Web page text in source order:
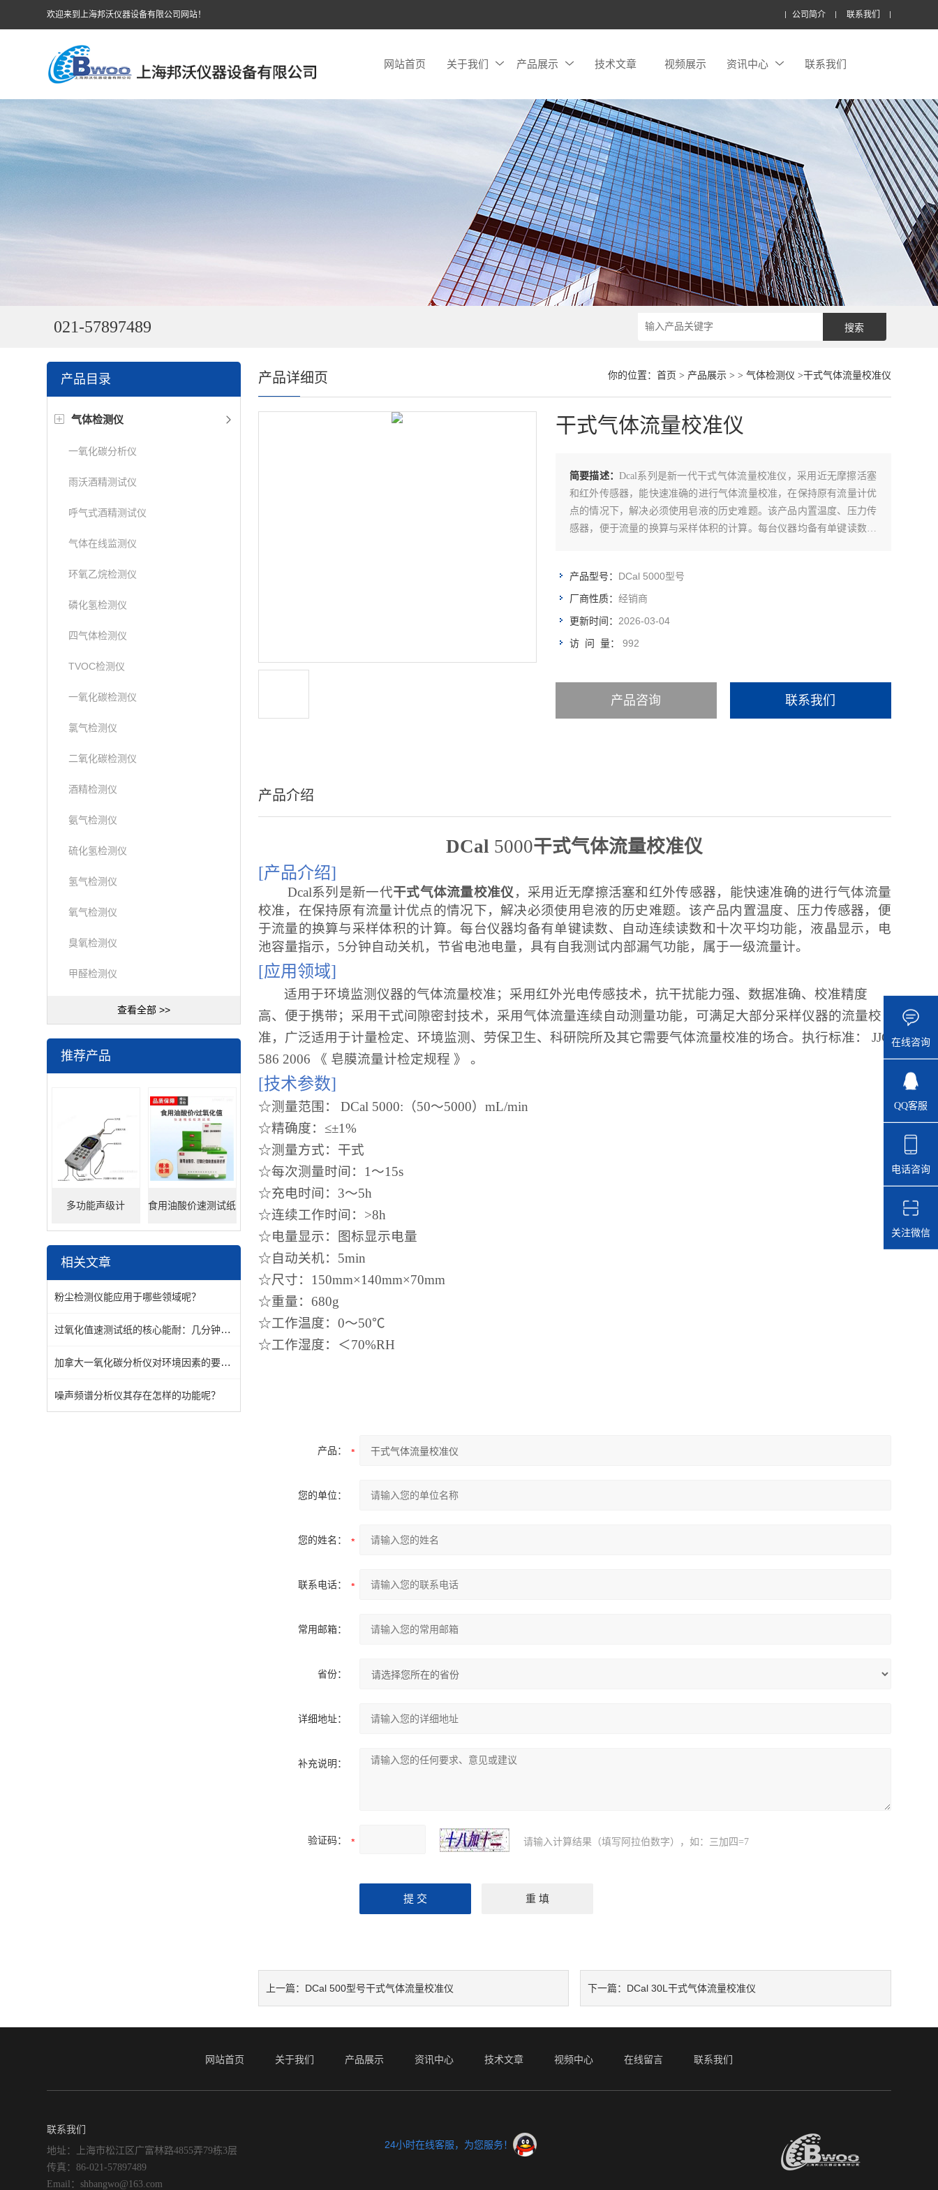
欢迎来到上海邦沃仪器设备有限公司网站！ 公司简介 联系我们
网站首页 关于我们 产品展示 技术文章 视频展示 资讯中心 联系我们
021-57897489
产品目录
气体检测仪
一氧化碳分析仪
雨沃酒精测试仪
呼气式酒精测试仪
气体在线监测仪
环氧乙烷检测仪
磷化氢检测仪
四气体检测仪
TVOC检测仪
一氧化碳检测仪
氯气检测仪
二氧化碳检测仪
酒精检测仪
氨气检测仪
硫化氢检测仪
氢气检测仪
氧气检测仪
臭氧检测仪
甲醛检测仪
查看全部 >>
推荐产品
多功能声级计 食用油酸价速测试纸
相关文章
粉尘检测仪能应用于哪些领域呢？
过氧化值速测试纸的核心能耐：几分钟，把超标风险“揪”出来！
加拿大一氧化碳分析仪对环境因素的要求有那几个方面？
噪声频谱分析仪其存在怎样的功能呢？
你的位置： 首页 > 产品展示> > 气体检测仪 >干式气体流量校准仪
产品详细页
干式气体流量校准仪
简要描述： Dcal系列是新一代干式气体流量校准仪，采用近无摩擦活塞
和红外传感器，能快速准确的进行气体流量校准，在保持原有流量计优
点的情况下，解决必须使用皂液的历史难题。该产品内置温度、压力传
感器，便于流量的换算与采样体积的计算。每台仪器均备有单键读数、
产品型号： DCal 5000型号
厂商性质： 经销商
更新时间： 2026-03-04
访 问 量： 992
产品咨询 联系我们
产品介绍
DCal 5000干式气体流量校准仪
[产品介绍]
Dcal系列是新一代干式气体流量校准仪 ，采用近无摩擦活塞和红外传感器，能快速准确的进行气体流量
校准，在保持原有流量计优点的情况下，解决必须使用皂液的历史难题。该产品内置温度、压力传感器，便
于流量的换算与采样体积的计算。每台仪器均备有单键读数、自动连续读数和十次平均功能，液晶显示，电
池容量指示，5分钟自动关机，节省电池电量，具有自我测试内部漏气功能，属于一级流量计。
[应用领域]
适用于环境监测仪器的气体流量校准；采用红外光电传感技术，抗干扰能力强、数据准确、校准精度
高、便于携带；采用干式间隙密封技术，采用气体流量连续自动测量功能，可满足大部分采样仪器的流量校
准，广泛适用于计量检定、环境监测、劳保卫生、科研院所及其它需要气体流量校准的场合。执行标准： JJG
586 2006 《 皂膜流量计检定规程 》 。
[技术参数]
☆测量范围： DCal 5000: （50～5000）mL/min
☆精确度：≤±1%
☆测量方式：干式
☆每次测量时间：1～15s
☆充电时间：3～5h
☆连续工作时间：>8h
☆电量显示：图标显示电量
☆自动关机：5min
☆尺寸：150mm×140mm×70mm
☆重量：680g
☆工作温度：0～50℃
☆工作湿度：＜70%RH
产品：
您的单位：
您的姓名：
联系电话：
常用邮箱：
省份：
详细地址：
补充说明：
验证码： 请输入计算结果（填写阿拉伯数字），如：三加四=7
上一篇： DCal 500型号干式气体流量校准仪 下一篇： DCal 30L干式气体流量校准仪
网站首页 关于我们 产品展示 资讯中心 技术文章 视频中心 在线留言 联系我们
联系我们
地址：上海市松江区广富林路4855弄79栋3层
传真：86-021-57897489
Email：shbangwo@163.com
24小时在线客服，为您服务！
在线咨询
QQ客服
电话咨询
关注微信